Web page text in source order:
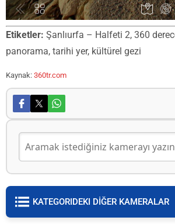
Etiketler: Şanlıurfa – Halfeti 2, 360
panorama, tarihi yer, kültürel gezi
Kaynak: 360tr.com
KATEGORIDEKI DİĞER KAMERALAR